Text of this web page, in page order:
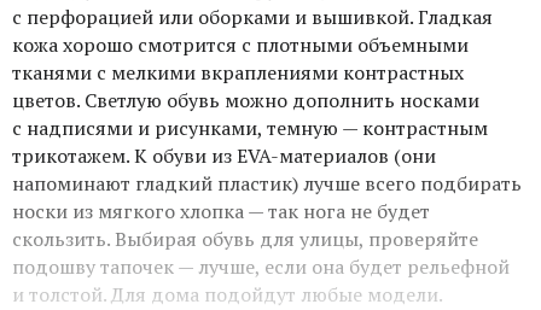
с перфорацией или оборками и вышивкой. Гладкая
кожа хорошо смотрится с плотными объемными
тканями с мелкими вкраплениями контрастных
цветов. Светлую обувь можно дополнить носками
с надписями и рисунками, темную — контрастным
трикотажем. К обуви из EVA-материалов (они
напоминают гладкий пластик) лучше всего подбирать
носки из мягкого хлопка — так нога не будет
скользить. Выбирая обувь для улицы, проверяйте
подошву тапочек — лучше, если она будет рельефной
и толстой. Для дома подойдут любые модели.